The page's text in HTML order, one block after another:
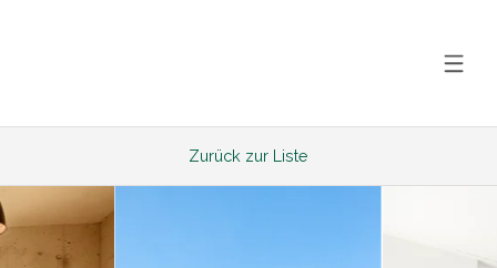
Zurück zur Liste